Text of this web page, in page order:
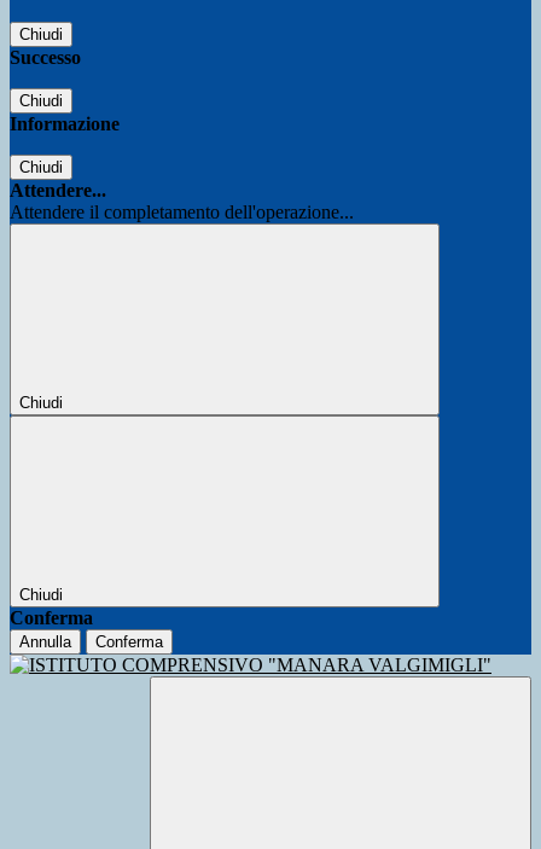
Chiudi
Successo
Chiudi
Informazione
Chiudi
Attendere...
Attendere il completamento dell'operazione...
Chiudi
Chiudi
Conferma
Annulla Conferma